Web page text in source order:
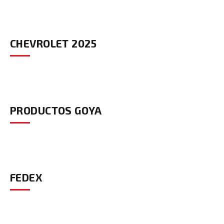
CHEVROLET 2025
PRODUCTOS GOYA
FEDEX